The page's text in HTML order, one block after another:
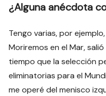
¿Alguna anécdota
Tengo varias, por
Moriremos en el Mar,
tiempo que la selección
eliminatorias para el
me operé del menisco